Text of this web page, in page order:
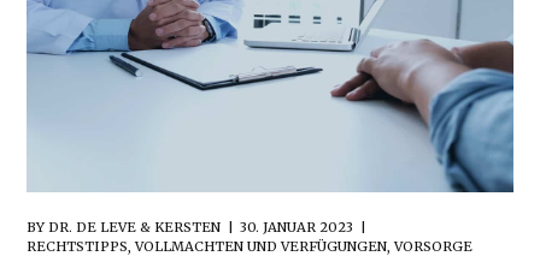
BY DR. DE LEVE & KERSTEN
30. JANUAR 2023
RECHTSTIPPS,VOLLMACHTEN UND VERFÜGUNGEN,VORSORGE